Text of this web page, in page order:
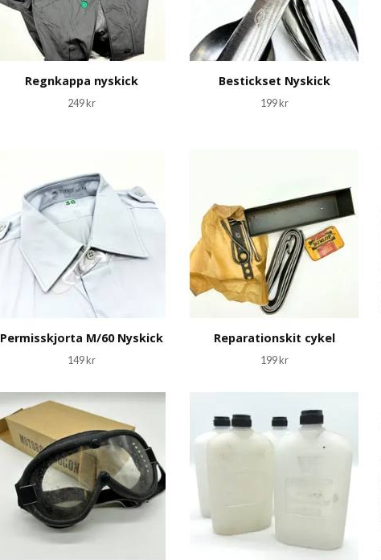
Regnkappa nyskick
249 kr
Bestickset Nyskick
199 kr
Permisskjorta M/60 Nyskick
149 kr
Reparationskit cykel
199 kr